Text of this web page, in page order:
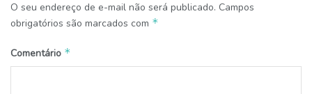
O seu endereço de e-mail não será publicado. Campos
obrigatórios são marcados com *
Comentário *